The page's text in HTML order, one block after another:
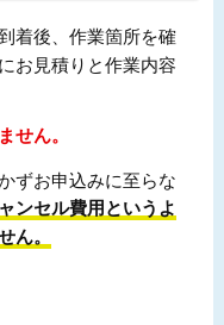
着後、作業箇所を確
お見積りと作業内容
せん。
ずお申込みに至らな
ンセル費用というよ
ん。